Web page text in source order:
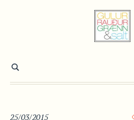
25/03/2015